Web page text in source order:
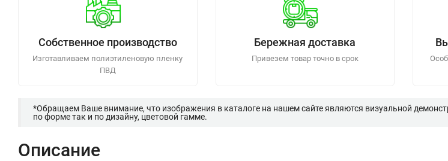
Собственное производство
Изготавливаем полиэтиленовую пленку
ПВД
Бережная доставка
Привезем товар точно в срок
*Обращаем Ваше внимание, что изображения в каталоге на нашем сайте являются визуальной
по форме так и по дизайну, цветовой гамме.
Описание